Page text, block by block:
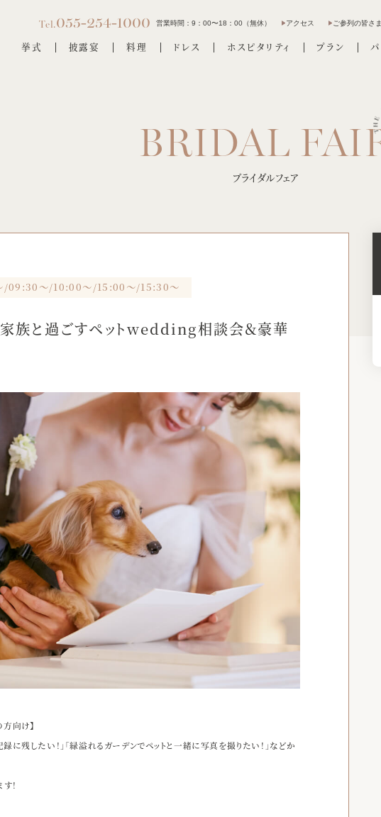
Tel.055-254-1000 営業時間：9：00〜18：00（無休） アクセス ご参列の皆さ
挙式 披露宴 料理 ドレス ホスピタリティ プラン
ブライダルフェア
/09:30～/10:00～/15:00～/15:30～
家族と過ごすペットwedding相談会＆豪華
向け】
に残したい！」「緑溢れるガーデンでペットと一緒に写真を撮りたい！」などか
！